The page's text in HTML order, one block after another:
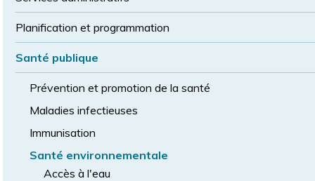
Planification et programmation
Santé publique
Prévention et promotion de la santé
Maladies infectieuses
Immunisation
Santé environnementale
Accès à l'eau